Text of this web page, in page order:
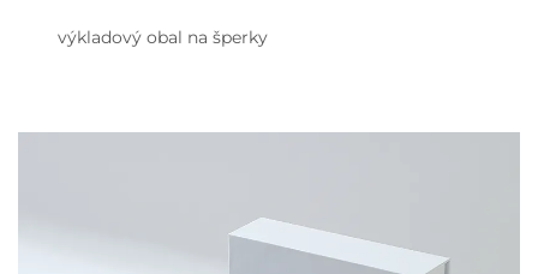
výkladový obal na šperky